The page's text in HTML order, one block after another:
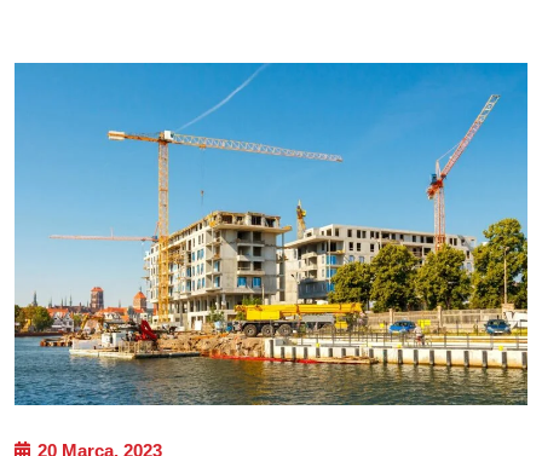
20 Marca, 2023